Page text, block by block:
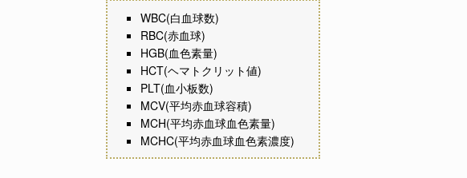
WBC(白血球数)
RBC(赤血球)
HGB(血色素量)
HCT(ヘマトクリット値)
PLT(血小板数)
MCV(平均赤血球容積)
MCH(平均赤血球血色素量)
MCHC(平均赤血球血色素濃度)